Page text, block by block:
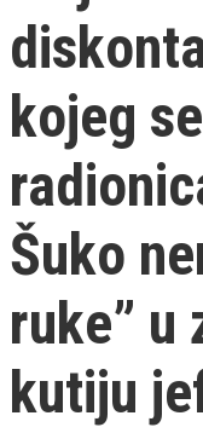
kojeg
Šuko
ruke” u
kutiju